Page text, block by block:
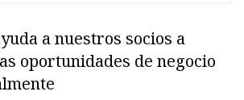
a nuestros socios a
oportunidades de negocio